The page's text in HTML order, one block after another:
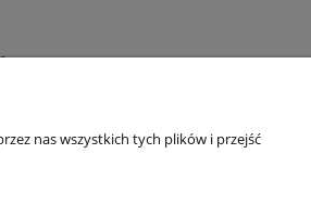
nas wszystkich tych plików i przejść